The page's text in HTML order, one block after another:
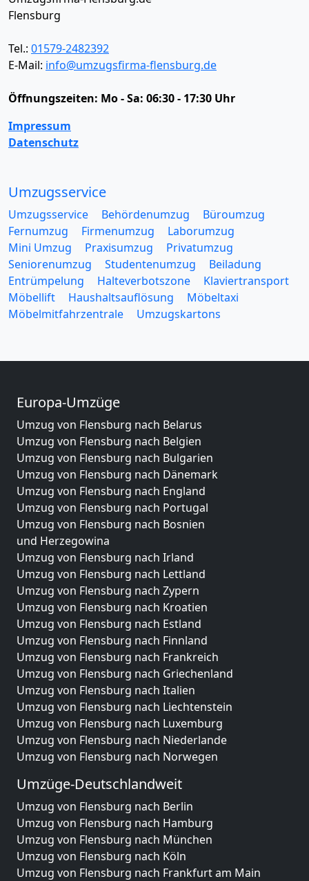
Flensburg
Tel.: 01579-2482392
E-Mail: info@umzugsfirma-flensburg.de
Öffnungszeiten: Mo - Sa: 06:30 - 17:30 Uhr
Impressum
Datenschutz
Umzugsservice
Umzugsservice Behördenumzug
Büroumzug
Fernumzug
Firmenumzug
Laborumzug
Mini Umzug
Praxisumzug
Privatumzug
Seniorenumzug
Studentenumzug
Beiladung
Entrümpelung
Halteverbotszone
Klaviertransport
Möbellift
Haushaltsauflösung
Möbeltaxi
Möbelmitfahrzentrale
Umzugskartons
Europa-Umzüge
Umzug von Flensburg nach Belarus
Umzug von Flensburg nach Belgien
Umzug von Flensburg nach Bulgarien
Umzug von Flensburg nach Dänemark
Umzug von Flensburg nach England
Umzug von Flensburg nach Portugal
Umzug von Flensburg nach Bosnien
und Herzegowina
Umzug von Flensburg nach Irland
Umzug von Flensburg nach Lettland
Umzug von Flensburg nach Zypern
Umzug von Flensburg nach Kroatien
Umzug von Flensburg nach Estland
Umzug von Flensburg nach Finnland
Umzug von Flensburg nach Frankreich
Umzug von Flensburg nach Griechenland
Umzug von Flensburg nach Italien
Umzug von Flensburg nach Liechtenstein
Umzug von Flensburg nach Luxemburg
Umzug von Flensburg nach Niederlande
Umzug von Flensburg nach Norwegen
Umzüge-Deutschlandweit
Umzug von Flensburg nach Berlin
Umzug von Flensburg nach Hamburg
Umzug von Flensburg nach München
Umzug von Flensburg nach Köln
Umzug von Flensburg nach Frankfurt am Main